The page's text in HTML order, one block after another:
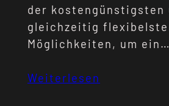
der kostengünstigsten
gleichzeitig
Möglichkeiten, um ein
einzufrieden. Sie
Weiterlesen